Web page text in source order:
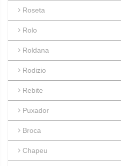
Roseta
Rolo
Roldana
Rodizio
Rebite
Puxador
Broca
Chapeu